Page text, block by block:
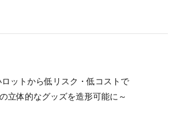
ットから低リスク・低コストで
立体的なグッズを造形可能に～